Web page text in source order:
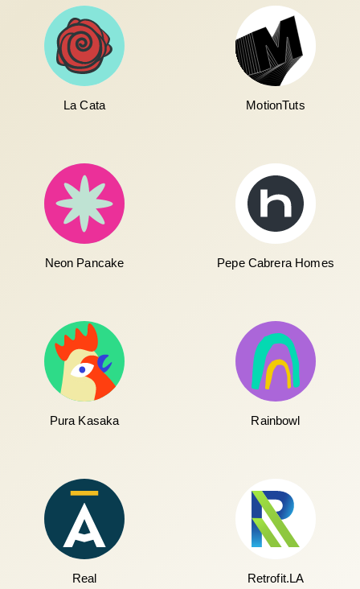
La Cata MotionTuts
Neon Pancake Pepe Cabrera Homes
Pura Kasaka Rainbowl
Real Retrofit.LA